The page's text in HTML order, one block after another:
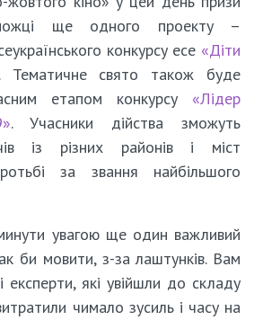
ще одного проекту –
конкурсу есе «Діти
. Тематичне свято також буде
етапом конкурсу «Лідер
. Учасники дійства зможуть
із різних районів і міст
за звання найбільшого
увагою ще один важливий
би мовити, з-за лаштунків. Вам
які увійшли до складу
чимало зусиль і часу на